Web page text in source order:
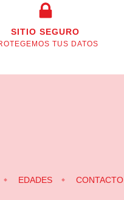
SITIO SEGURO
TUS DATOS
EDADES CONTACTO